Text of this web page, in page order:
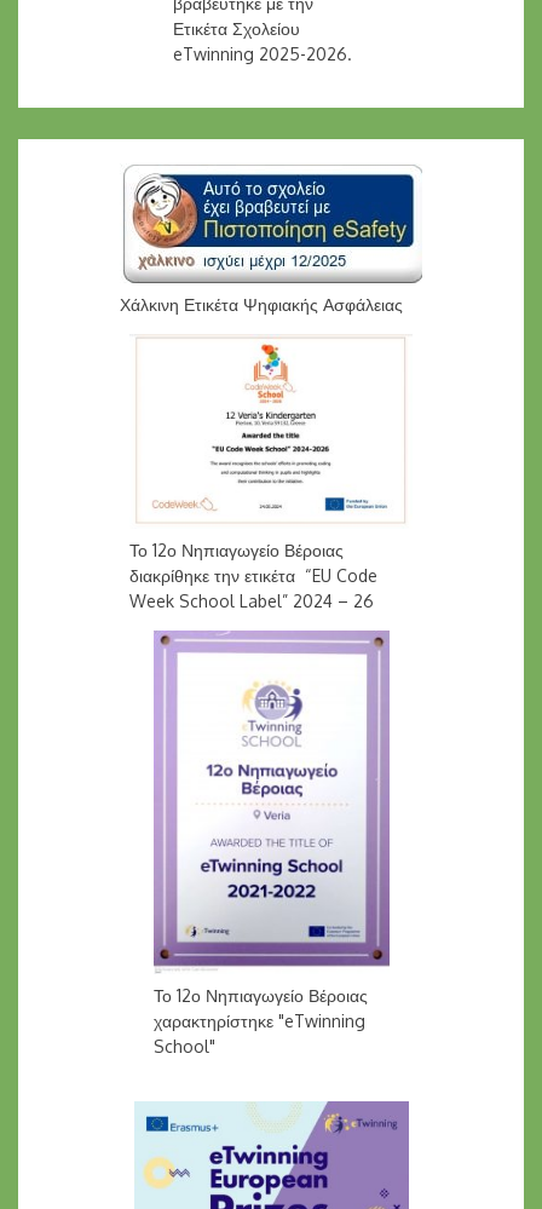
Ετικέτα Σχολείου
eTwinning 2025-2026.
Χάλκινη Ετικέτα Ψηφιακής Ασφάλειας
Το 12ο Νηπιαγωγείο Βέροιας
διακρίθηκε την ετικέτα “EU Code
Week School Label” 2024 – 26
Το 12ο Νηπιαγωγείο Βέροιας
χαρακτηρίστηκε "eTwinning
School"